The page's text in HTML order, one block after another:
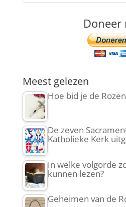
Doneer
Meest gelezen
Hoe bid je de
De zeven
Katholieke Kerk
In welke volgorde
kunnen lezen?
Geheimen van de